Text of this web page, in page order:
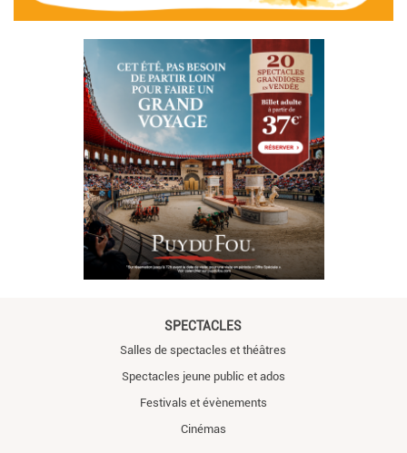
SPECTACLES
Salles de spectacles et théâtres
Spectacles jeune public et ados
Festivals et évènements
Cinémas